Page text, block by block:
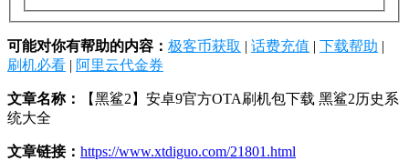
可能对你有帮助的内容： 极客币获取 | 话费充值 | 下载帮助 |
刷机必看 | 阿里云代金券
文章名称：
【黑鲨2】安卓9官方OTA刷机包下载 黑鲨2历史系
统大全
文章链接： https://www.xtdiguo.com/21801.html